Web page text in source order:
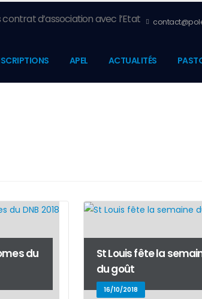
d’association avec l’Etat
APEL ACTUALITÉS
du
St Louis fête la
du goût
16/10/2018